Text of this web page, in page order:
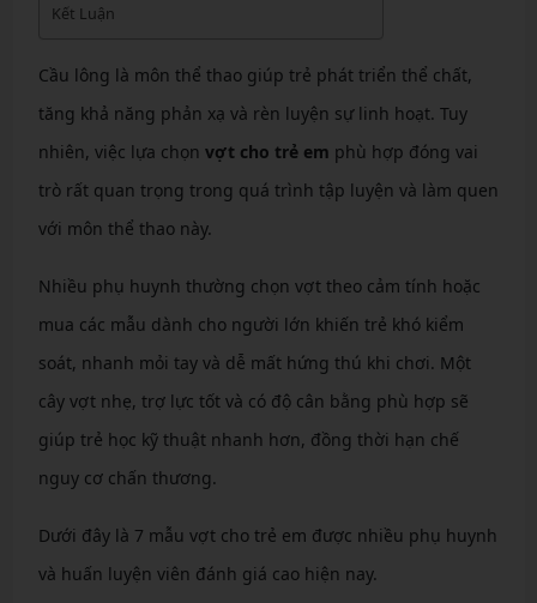
Kết Luận
Cầu lông là môn thể thao giúp trẻ phát triển thể chất,
tăng khả năng phản xạ và rèn luyện sự linh hoạt. Tuy
nhiên, việc lựa chọn vợt cho trẻ em phù hợp đóng vai
trò rất quan trọng trong quá trình tập luyện và làm quen
với môn thể thao này.
Nhiều phụ huynh thường chọn vợt theo cảm tính hoặc
mua các mẫu dành cho người lớn khiến trẻ khó kiểm
soát, nhanh mỏi tay và dễ mất hứng thú khi chơi. Một
cây vợt nhẹ, trợ lực tốt và có độ cân bằng phù hợp sẽ
giúp trẻ học kỹ thuật nhanh hơn, đồng thời hạn chế
nguy cơ chấn thương.
Dưới đây là 7 mẫu vợt cho trẻ em được nhiều phụ huynh
và huấn luyện viên đánh giá cao hiện nay.